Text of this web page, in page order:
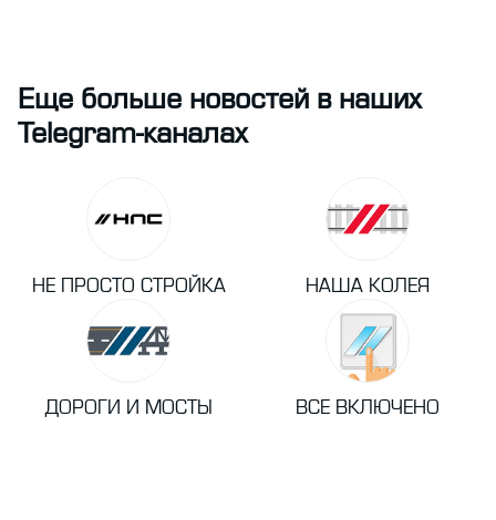
Еще больше новостей в наших
Telegram-каналах
НЕ ПРОСТО СТРОЙКА НАША КОЛЕЯ
ДОРОГИ И МОСТЫ ВСЕ ВКЛЮЧЕНО